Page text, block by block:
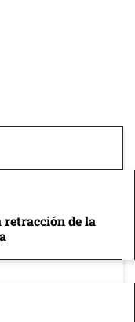
de la